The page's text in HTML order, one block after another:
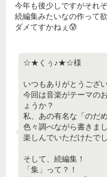
今年も後少しですがそれ
続編集みたいなの作って
ダメてすかねぇ😰
☆★くぅ♪★☆様
いつもありがとうござ
今回は音楽がテーマの
ょうか？
私、あの有名な「のだ
色々調べながら書きまし
楽しんでいただけたで
そして、続編集！
「集」って？！